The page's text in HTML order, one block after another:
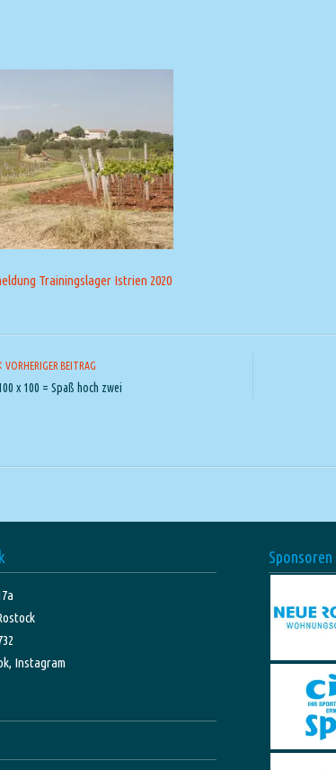
Trainingslager Istrien 2020
VORHERIGER BEITRAG
x 100 = Spaß hoch zwei
Instagram
Sponsoren